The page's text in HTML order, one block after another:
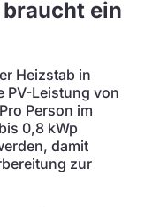
ein
Heizstab in
PV-Leistung von
Person im
0,8 kWp
damit
zur